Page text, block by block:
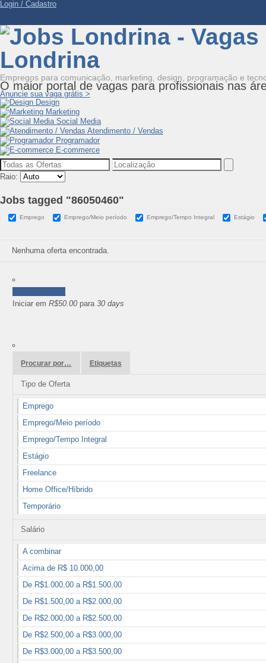
Login / Cadastro
Empregos para comunicação, marketing, design, programação e
O maior portal de vagas para profissionais nas
Anuncie sua vaga grátis >
Design
Marketing
Social Media
Atendimento / Vendas
Programador
E-commerce
Raio:
Jobs tagged "86050460"
Emprego Emprego/Meio período Emprego/Tempo Integral Estágio
Nenhuma oferta encontrada.
Cadastrar Vaga
Iniciar emR$50.00 para30 days
Procurar por… Etiquetas
Tipo de Oferta
Emprego
Emprego/Meio período
Emprego/Tempo Integral
Estágio
Freelance
Home Office/Híbrido
Temporário
Salário
A combinar
Acima de R$ 10.000,00
De R$1.000,00 a R$1.500,00
De R$1.500,00 a R$2.000,00
De R$2.000,00 a R$2.500,00
De R$2.500,00 a R$3.000,00
De R$3.000,00 a R$3.500,00